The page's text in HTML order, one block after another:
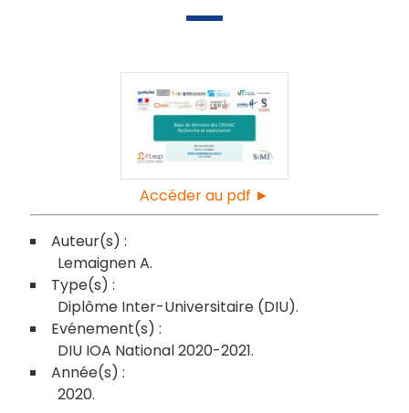
Accéder au pdf ►
Lemaignen A
Diplôme Inter-Universitaire (DIU)
DIU IOA National 2020-2021
2020